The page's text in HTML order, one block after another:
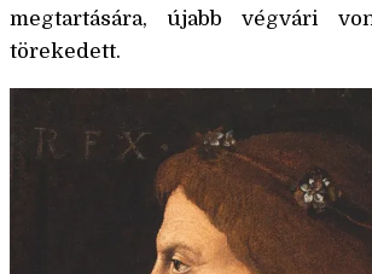
megtartására, újabb végvári
törekedett.